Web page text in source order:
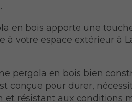
en bois apporte une
à votre espace extérieur à
pergola en bois bien
conçue pour durer,
et résistant aux conditions